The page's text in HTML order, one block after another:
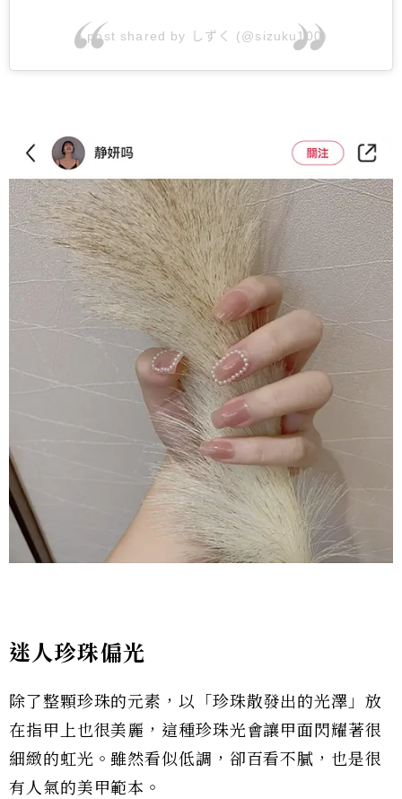
A post shared by しずく (@sizuku100)
迷人珍珠偏光
除了整顆珍珠的元素，以「珍珠散發出的光澤」放
在指甲上也很美麗，這種珍珠光會讓甲面閃耀著很
細緻的虹光。雖然看似低調，卻百看不膩，也是很
有人氣的美甲範本。